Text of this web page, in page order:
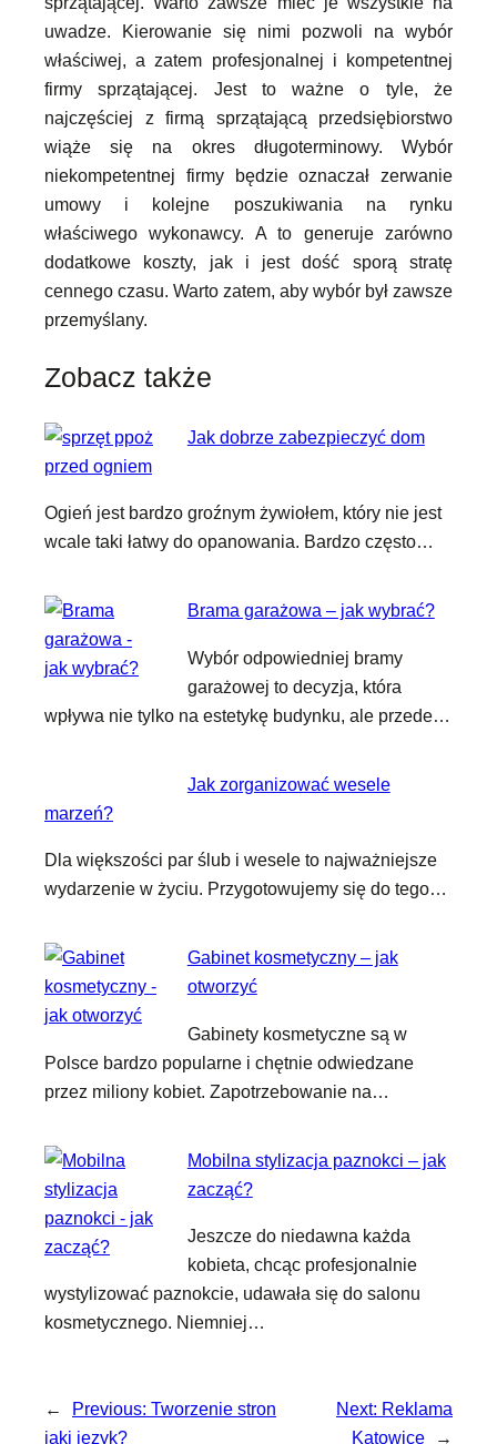
uwadze. Kierowanie się nimi pozwoli na wybór
właściwej, a zatem profesjonalnej i kompetentnej
firmy sprzątającej. Jest to ważne o tyle, że
najczęściej z firmą sprzątającą przedsiębiorstwo
wiąże się na okres długoterminowy. Wybór
niekompetentnej firmy będzie oznaczał zerwanie
umowy i kolejne poszukiwania na rynku
właściwego wykonawcy. A to generuje zarówno
dodatkowe koszty, jak i jest dość sporą stratę
cennego czasu. Warto zatem, aby wybór był zawsze
przemyślany.
Zobacz także
Jak dobrze zabezpieczyć dom
przed ogniem
Ogień jest bardzo groźnym żywiołem, który nie jest
wcale taki łatwy do opanowania. Bardzo często…
Brama garażowa – jak wybrać?
Wybór odpowiedniej bramy
garażowej to decyzja, która
wpływa nie tylko na estetykę budynku, ale przede…
Jak zorganizować wesele
marzeń?
Dla większości par ślub i wesele to najważniejsze
wydarzenie w życiu. Przygotowujemy się do tego…
Gabinet kosmetyczny – jak
otworzyć
Gabinety kosmetyczne są w
Polsce bardzo popularne i chętnie odwiedzane
przez miliony kobiet. Zapotrzebowanie na…
Mobilna stylizacja paznokci – jak
zacząć?
Jeszcze do niedawna każda
kobieta, chcąc profesjonalnie
wystylizować paznokcie, udawała się do salonu
kosmetycznego. Niemniej…
← Previous: Tworzenie stron
jaki język?
Next: Reklama
Katowice
→